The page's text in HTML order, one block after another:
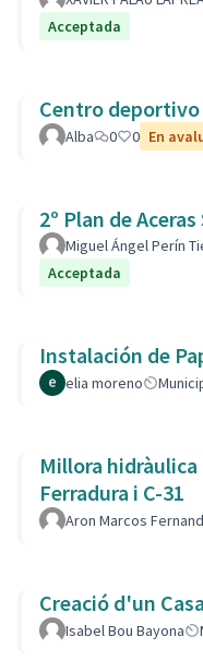
Acceptada
Centro
Alba 0 0 En
2º Plan de
Miguel Ángel Perín
Acceptada
Instalación de
elia moreno
Millora
Ferradura i C-31
Aron Marcos
Creació d'un
Isabel Bou Bayona